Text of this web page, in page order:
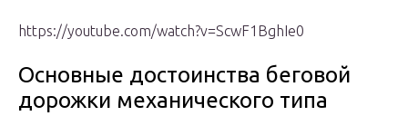
https://youtube.com/watch?v=ScwF1BghIe0
Основные достоинства беговой
дорожки механического типа